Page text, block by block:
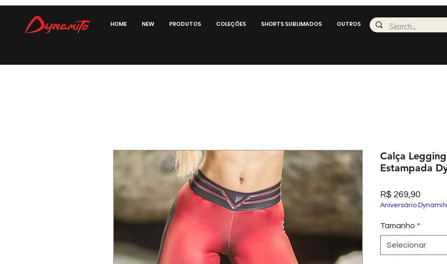
HOME NEW PRODUTOS COLEÇÕES SHORTS SUBLIMADOS OUTROS
Calça
Estampada
R$ 269,90
Aniversário
Tamanho *
Selecionar